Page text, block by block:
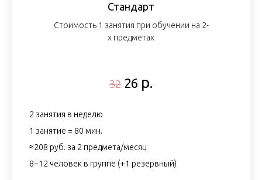
Стандарт
Стоимость 1 занятия при обучении на 2-
х предметах
32 26 р.
2 занятия в неделю
1 занятие = 80 мин.
≈208 руб. за 2 предмета/месяц
8−12 человек в группе (+1 резервный)